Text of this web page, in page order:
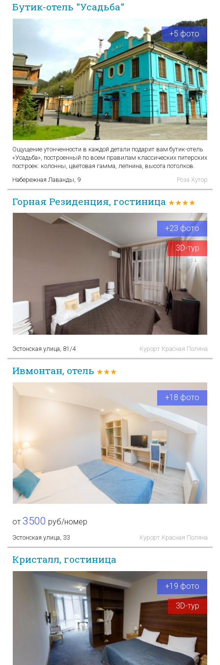
Бутик-отель "Усадьба"
+5 фото
Ощущение утонченности в каждой детали подарит вам бутик-отель
«Усадьба», построенный по всем правилам классических питерских
построек: колонны, цветовая гамма, лепнина, высота потолков.
Набережная Лаванды, 9
Роза Хутор
Горная Резиденция, гостиница ★★★★
+23 фото
3D-тур
Эстонская улица, 81/4 Курорт Красная Поляна
Ивмонтан, отель ★★★
+18 фото
от 3500 руб/номер
Эстонская улица, 33 Курорт Красная Поляна
Кристалл, гостиница
+19 фото
3D-тур